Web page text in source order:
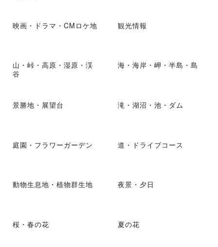
映画・ドラマ・CMロケ地 観光情報
山・峠・高原・湿原・渓
谷
海・海岸・岬・半島・島
景勝地・展望台 滝・湖沼・池・ダム
庭園・フラワーガーデン 道・ドライブコース
動物生息地・植物群生地 夜景・夕日
桜・春の花 夏の花